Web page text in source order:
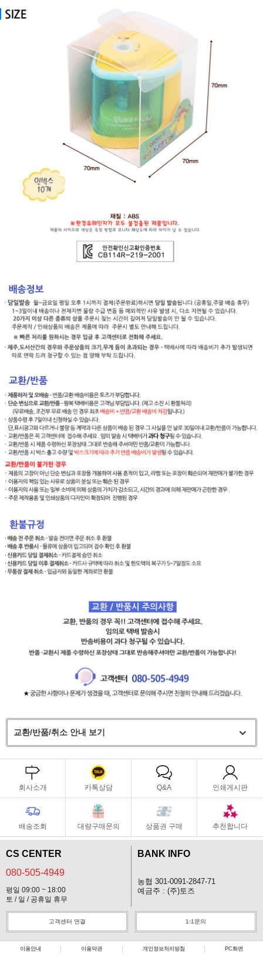
교환/반품/취소 안내 보기
회사소개 카톡상담 Q&A 인쇄게시판
배송조회 대량구매문의 상품권 구매 추천합니다
CS CENTER
080-505-4949
평일 09:00 ~ 18:00
토 / 일 / 공휴일 휴무
BANK INFO
농협 301-0091-2847-71
예금주 : (주)토즈
고객센터 연결 1:1문의
이용안내 이용약관 개인정보처리방침 PC화면